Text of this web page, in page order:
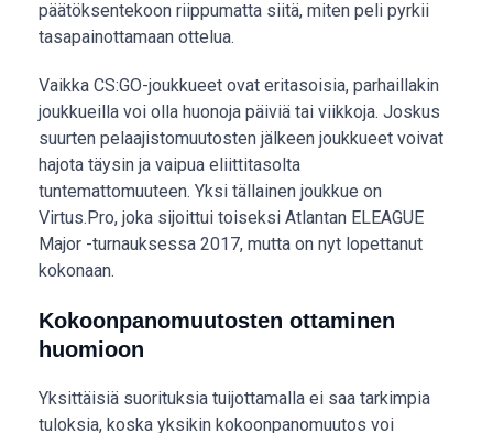
päätöksentekoon riippumatta siitä, miten peli pyrkii
tasapainottamaan ottelua.
Vaikka CS:GO-joukkueet ovat eritasoisia, parhaillakin
joukkueilla voi olla huonoja päiviä tai viikkoja. Joskus
suurten pelaajistomuutosten jälkeen joukkueet voivat
hajota täysin ja vaipua eliittitasolta
tuntemattomuuteen. Yksi tällainen joukkue on
Virtus.Pro, joka sijoittui toiseksi Atlantan ELEAGUE
Major -turnauksessa 2017, mutta on nyt lopettanut
kokonaan.
Kokoonpanomuutosten ottaminen
huomioon
Yksittäisiä suorituksia tuijottamalla ei saa tarkimpia
tuloksia, koska yksikin kokoonpanomuutos voi